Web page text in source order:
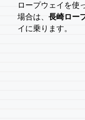
ロープウェイを使
場合は、 長崎ロー
イに乗ります。